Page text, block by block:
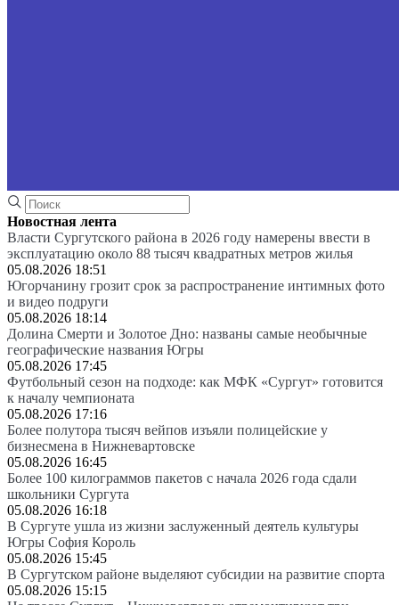
Новостная лента
Власти Сургутского района в 2026 году намерены ввести в
эксплуатацию около 88 тысяч квадратных метров жилья
05.08.2026 18:51
Югорчанину грозит срок за распространение интимных фото
и видео подруги
05.08.2026 18:14
Долина Смерти и Золотое Дно: названы самые необычные
географические названия Югры
05.08.2026 17:45
Футбольный сезон на подходе: как МФК «Сургут» готовится
к началу чемпионата
05.08.2026 17:16
Более полутора тысяч вейпов изъяли полицейские у
бизнесмена в Нижневартовске
05.08.2026 16:45
Более 100 килограммов пакетов с начала 2026 года сдали
школьники Сургута
05.08.2026 16:18
В Сургуте ушла из жизни заслуженный деятель культуры
Югры София Король
05.08.2026 15:45
В Сургутском районе выделяют субсидии на развитие спорта
05.08.2026 15:15